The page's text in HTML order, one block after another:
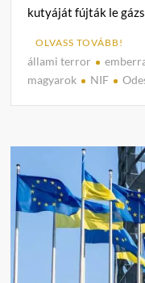
kutyáját fújták le
OLVASS TOVÁBB!
állami terror
magyarok
NIF